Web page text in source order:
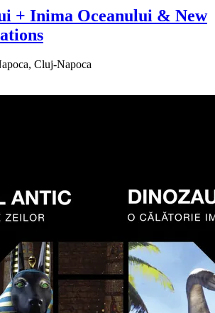
+ Inima Oceanului & New
Cluj-Napoca